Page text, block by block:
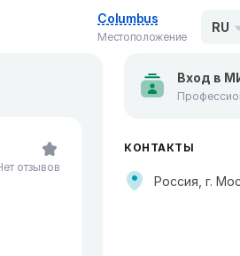
Columbus
Местоположение
RU
отзывов
Вход в
КОНТАКТЫ
Россия, г.